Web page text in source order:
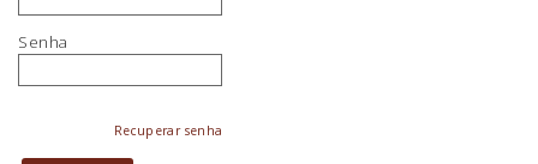
Senha
Recuperar senha